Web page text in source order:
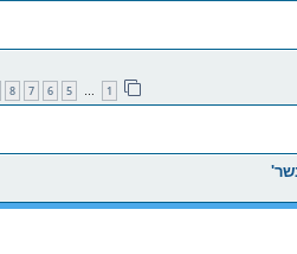
1
…
5
6
7
8